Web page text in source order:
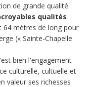
de grande qualité.
qualités
64 mètres de long pour
(« Sainte-Chapelle
bien l'engagement
culturelle, cultuelle et
valeur ses richesses